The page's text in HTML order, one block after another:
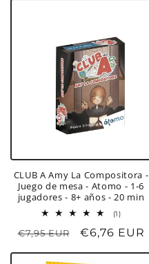
CLUB A Amy La Compositora -
Juego de mesa - Atomo - 1-6
jugadores - 8+ años - 20 min
(1)1
totales
Precio
€7,95 EUR
Precio
€6,76 EUR